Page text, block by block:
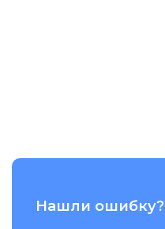
Нашли ошибку?